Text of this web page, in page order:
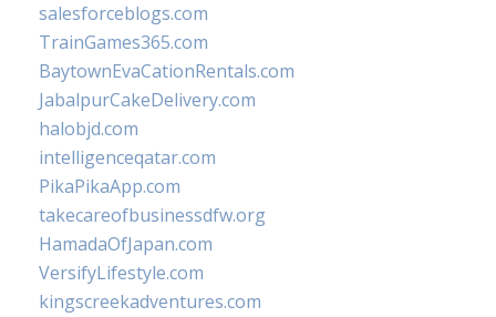
salesforceblogs.com
TrainGames365.com
BaytownEvaCationRentals.com
JabalpurCakeDelivery.com
halobjd.com
intelligenceqatar.com
PikaPikaApp.com
takecareofbusinessdfw.org
HamadaOfJapan.com
VersifyLifestyle.com
kingscreekadventures.com